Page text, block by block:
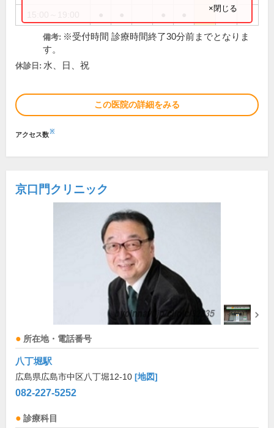
×閉じる
備考: ※受付時間 診療時間終了30分前までとなりま
す。
休診日: 水、日、祝
この医院の詳細をみる
アクセス数※
京口門クリニック
所在地・電話番号
八丁堀駅
広島県広島市中区八丁堀12-10 [地図]
082-227-5252
診療科目